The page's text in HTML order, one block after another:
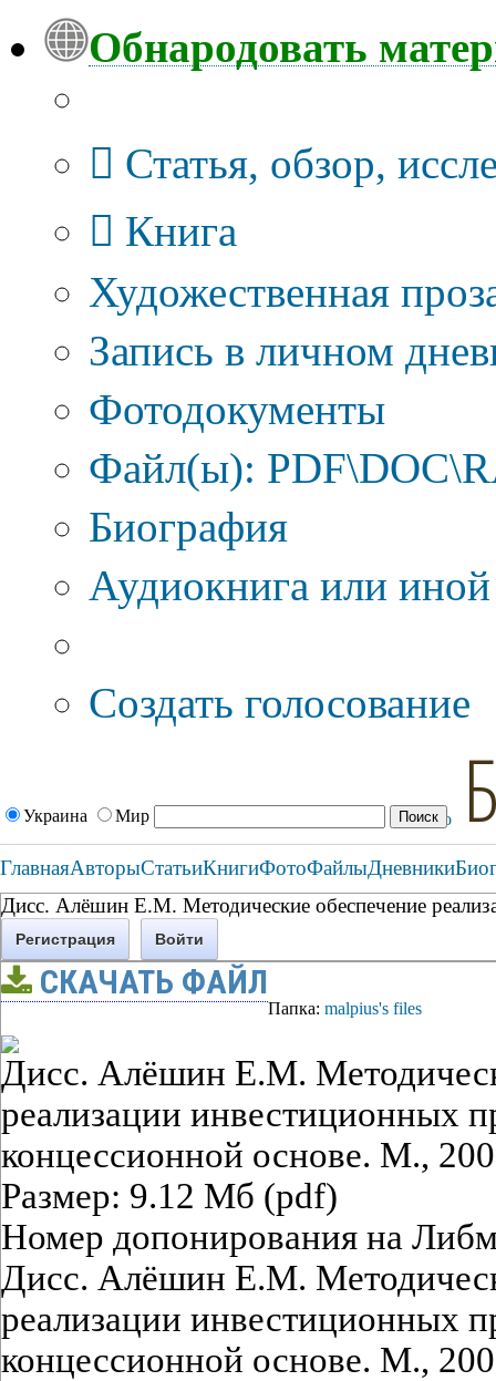
Обнародовать
Статья, обзор,
Книга
Художественная
Запись в личном
Фотодокументы
Файл(ы):
Биография
Аудиокнига или
Создать голосование
Украина Мир
ГлавнаяАвторыСтатьиКнигиФотоФайлыДневники
Дисс. Алёшин Е.М. Методические обеспечение
Регистрация Войти
СКАЧАТЬ ФАЙЛ
Папка: malpius's files
Дисс. Алёшин Е.М.
реализации инвестиционных
концессионной основе. М.,
Размер: 9.12 Мб (pdf)
Номер допонирования на
Дисс. Алёшин Е.М.
реализации инвестиционных
концессионной основе. М.,